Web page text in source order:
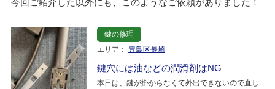
鍵の修理
エリア：
豊島区長崎
鍵穴には油などの潤滑剤はNG
本日は、鍵が掛からなくて外出できないので直し